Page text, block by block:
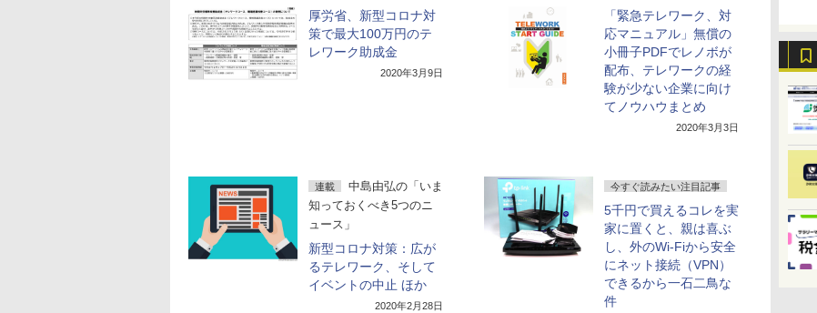
厚労省、新型コロナ対
策で最大100万円のテ
レワーク助成金
2020年3月9日
「緊急テレワーク、対
応マニュアル」無償の
小冊子PDFでレノボが
配布、テレワークの経
験が少ない企業に向け
てノウハウまとめ
2020年3月3日
連載
中島由弘の「いま
知っておくべき5つのニ
ュース」
新型コロナ対策：広が
るテレワーク、そして
イベントの中止 ほか
2020年2月28日
今すぐ読みたい注目記事
5千円で買えるコレを実
家に置くと、親は喜ぶ
し、外のWi-Fiから安全
にネット接続（VPN）
できるから一石二鳥な
件